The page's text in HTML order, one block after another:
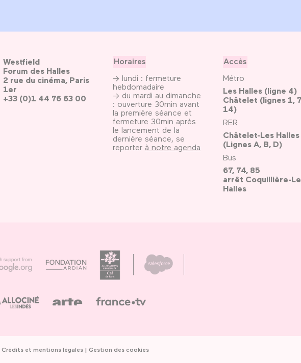
Westfield
Forum des Halles
2 rue du cinéma, Paris
1er
+33 (0)1 44 76 63 00
Horaires
→ lundi : fermeture
hebdomadaire
→ du mardi au dimanche
: ouverture 30min avant
la première séance et
fermeture 30min après
le lancement de la
dernière séance, se
reporter à notre agenda
Accès
Métro
Les Halles (ligne 4)
Châtelet (lignes 1,
14)
RER
Châtelet-Les Halles
(Lignes A, B, D)
Bus
67, 74, 85
arrêt Coquillière-
Halles
Crédits et mentions légales Gestion des cookies